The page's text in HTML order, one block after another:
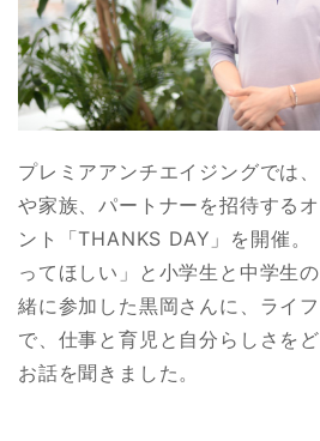
プレミアアンチエイジングでは
や家族、パートナーを招待する
ント「THANKS DAY」を開催。
ってほしい」と小学生と中学生
緒に参加した黒岡さんに、ライ
で、仕事と育児と自分らしさを
お話を聞きました。